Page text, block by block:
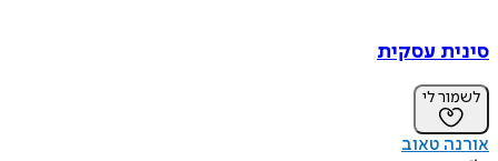
סינית עסקית
לשמור לי
אורנה טאוב